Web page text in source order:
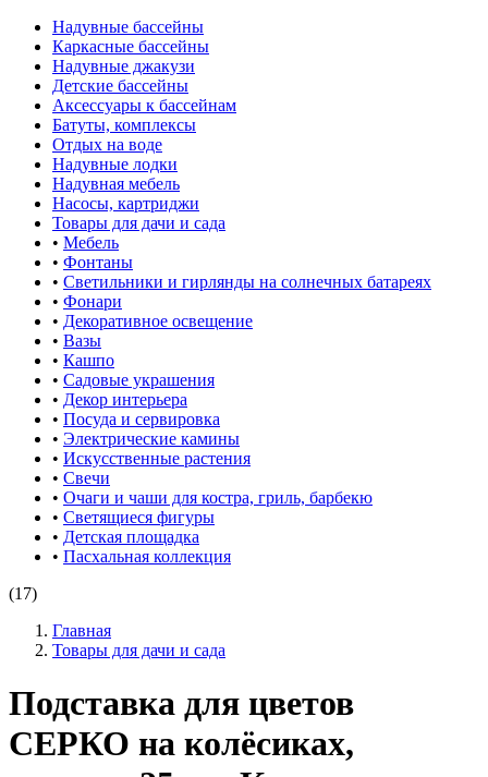
Надувные бассейны
Каркасные бассейны
Надувные джакузи
Детские бассейны
Аксессуары к бассейнам
Батуты, комплексы
Отдых на воде
Надувные лодки
Надувная мебель
Насосы, картриджи
Товары для дачи и сада
• Мебель
• Фонтаны
• Светильники и гирлянды на солнечных батареях
• Фонари
• Декоративное освещение
• Вазы
• Кашпо
• Садовые украшения
• Декор интерьера
• Посуда и сервировка
• Электрические камины
• Искусственные растения
• Свечи
• Очаги и чаши для костра, гриль, барбекю
• Светящиеся фигуры
• Детская площадка
• Пасхальная коллекция
(17)
Главная
Товары для дачи и сада
Подставка для цветов
СЕРКО на колёсиках,